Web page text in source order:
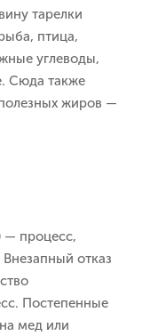
тарелки
птица,
углеводы,
Сюда также
жиров —
— процесс,
отказ
Постепенные
мед или